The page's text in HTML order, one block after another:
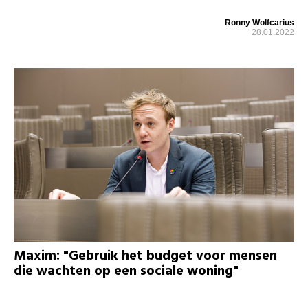
Ronny Wolfcarius
28.01.2022
Maxim: "Gebruik het budget voor mensen
die wachten op een sociale woning"